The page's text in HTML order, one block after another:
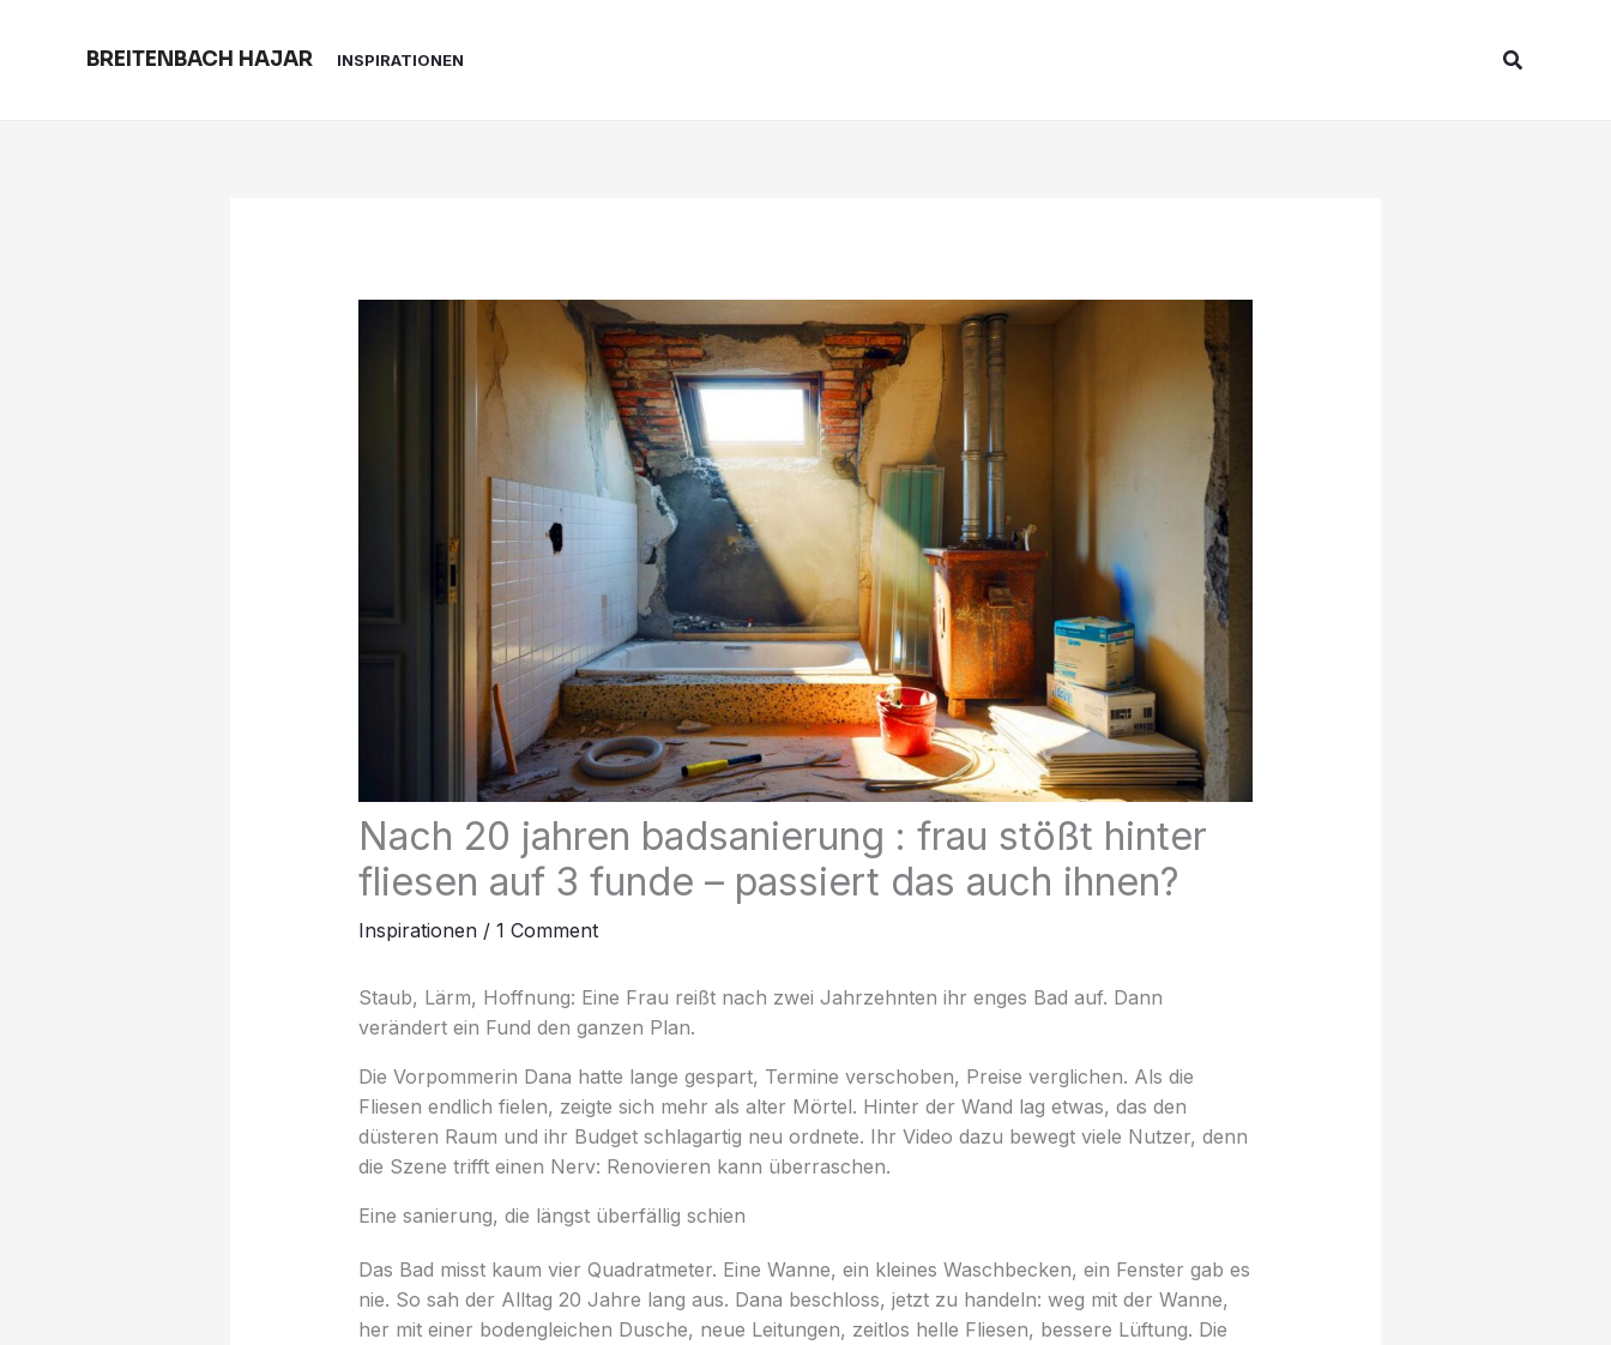
BREITENBACH HAJAR INSPIRATIONEN Search
Nach 20 jahren badsanierung : frau stößt hinter
fliesen auf 3 funde – passiert das auch ihnen?
Inspirationen/ 1 Comment
Staub, Lärm, Hoffnung: Eine Frau reißt nach zwei Jahrzehnten ihr enges Bad auf. Dann
verändert ein Fund den ganzen Plan.
Die Vorpommerin Dana hatte lange gespart, Termine verschoben, Preise verglichen. Als die
Fliesen endlich fielen, zeigte sich mehr als alter Mörtel. Hinter der Wand lag etwas, das den
düsteren Raum und ihr Budget schlagartig neu ordnete. Ihr Video dazu bewegt viele Nutzer, denn
die Szene trifft einen Nerv: Renovieren kann überraschen.
Eine sanierung, die längst überfällig schien
Das Bad misst kaum vier Quadratmeter. Eine Wanne, ein kleines Waschbecken, ein Fenster gab es
nie. So sah der Alltag 20 Jahre lang aus. Dana beschloss, jetzt zu handeln: weg mit der Wanne,
her mit einer bodengleichen Dusche, neue Leitungen, zeitlos helle Fliesen, bessere Lüftung. Die